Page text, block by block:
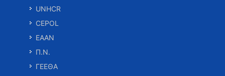
UNHCR
CEPOL
ΕΑΑΝ
Π.Ν.
ΓΕΕΘΑ